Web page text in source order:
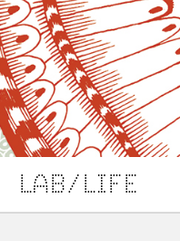
LAB/LIFE